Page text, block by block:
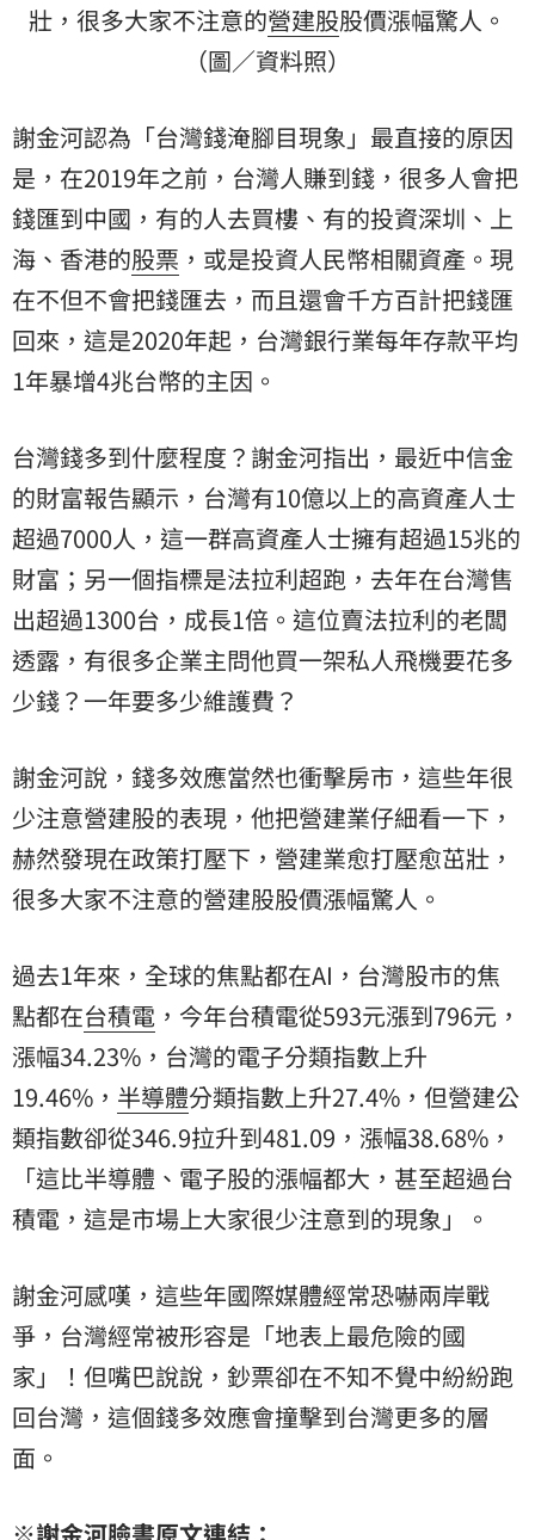
壯，很多大家不注意的營建股股價漲幅驚人。
（圖／資料照）
謝金河認為「台灣錢淹腳目現象」最直接的原因
是，在2019年之前，台灣人賺到錢，很多人會把
錢匯到中國，有的人去買樓、有的投資深圳、上
海、香港的股票 ，或是投資人民幣相關資產。現
在不但不會把錢匯去，而且還會千方百計把錢匯
回來，這是2020年起，台灣銀行業每年存款平均
1年暴增4兆台幣的主因。
台灣錢多到什麼程度？謝金河指出，最近中信金
的財富報告顯示，台灣有10億以上的高資產人士
超過7000人，這一群高資產人士擁有超過15兆的
財富；另一個指標是法拉利超跑，去年在台灣售
出超過1300台，成長1倍。這位賣法拉利的老闆
透露，有很多企業主問他買一架私人飛機要花多
少錢？一年要多少維護費？
謝金河說，錢多效應當然也衝擊房市，這些年很
少注意營建股的表現，他把營建業仔細看一下，
赫然發現在政策打壓下，營建業愈打壓愈茁壯，
很多大家不注意的營建股股價漲幅驚人。
過去1年來，全球的焦點都在AI，台灣股市的焦
點都在台積電 ，今年台積電從593元漲到796元，
漲幅34.23%，台灣的電子分類指數上升
19.46%， 半導體分類指數上升27.4%，但營建公
類指數卻從346.9拉升到481.09，漲幅38.68%，
「這比半導體、電子股的漲幅都大，甚至超過台
積電，這是市場上大家很少注意到的現象」。
謝金河感嘆，這些年國際媒體經常恐嚇兩岸戰
爭，台灣經常被形容是「地表上最危險的國
家」！但嘴巴說說，鈔票卻在不知不覺中紛紛跑
回台灣，這個錢多效應會撞擊到台灣更多的層
面。